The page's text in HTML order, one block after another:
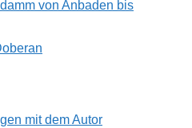
von Anbaden bis
mit dem Autor